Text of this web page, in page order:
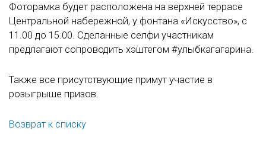
Фоторамка будет расположена на верхней террасе
Центральной набережной, у фонтана «Искусство», с
11.00 до 15.00. Сделанные селфи участникам
предлагают сопроводить хэштегом #улыбкагагарина.
Также все присутствующие примут участие в
розыгрыше призов.
Возврат к списку